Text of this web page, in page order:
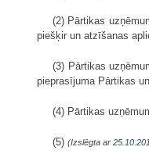
(2) Pārtikas
piešķir un atzīšanas
(3) Pārtikas
pieprasījuma Pārtikas
(4) Pārtikas
(5) (Izslēgta ar